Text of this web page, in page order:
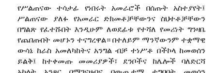
የሥልጠናው ተሳታፊ የነበሩት አመራሮች በሰጡት አስተያየት፤
ሥልጠናው ያለፉ የአመራር ድክመቶቻቸውንና ስህተቶቻቸውን
በግልጽ የፈተሹበት እንዲሁም ለወደፊቱ የተሻለ የመሪነት ግንዛቤ
የጨበጡበት መሆኑን ተናግረዋል። በተለይም ማንኛውንም ተቋማዊ
ውሳኔ ከራስ አመለካከትና አንግል ብቻ ተነሥቶ በችኮላ ከመወሰን
ይልቅ፤ ከተቀመጡ መመሪያዎች፣ ደንቦችና ከሌሎች ባለድርሻ